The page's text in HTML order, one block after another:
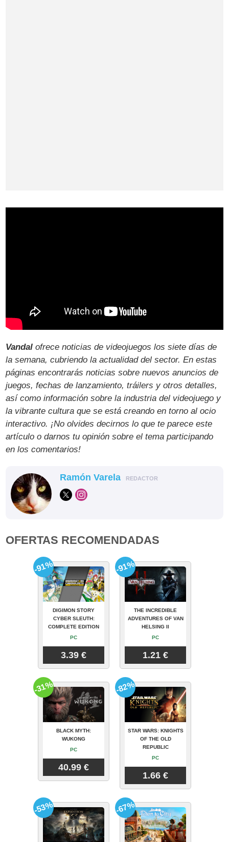
Vandal ofrece noticias de videojuegos los siete días de
la semana, cubriendo la actualidad del sector. En estas
páginas encontrarás noticias sobre nuevos anuncios de
juegos, fechas de lanzamiento, tráilers y otros detalles,
así como información sobre la industria del videojuego y
la vibrante cultura que se está creando en torno al ocio
interactivo. ¡No olvides decirnos lo que te parece este
artículo o darnos tu opinión sobre el tema participando
en los comentarios!
Ramón Varela REDACTOR
OFERTAS RECOMENDADAS
DIGIMON STORY
CYBER SLEUTH:
COMPLETE EDITION
PC
3.39 €
-91%
THE INCREDIBLE
ADVENTURES OF VAN
HELSING II
PC
1.21 €
-91%
BLACK MYTH:
WUKONG
PC
40.99 €
-31%
STAR WARS: KNIGHTS
OF THE OLD
REPUBLIC
PC
1.66 €
-82%
-53% -67%